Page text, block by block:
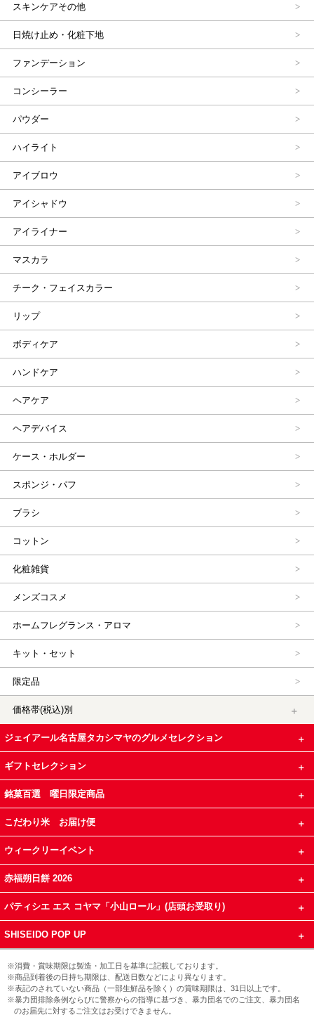
スキンケアその他
日焼け止め・化粧下地
ファンデーション
コンシーラー
パウダー
ハイライト
アイブロウ
アイシャドウ
アイライナー
マスカラ
チーク・フェイスカラー
リップ
ボディケア
ハンドケア
ヘアケア
ヘアデバイス
ケース・ホルダー
スポンジ・パフ
ブラシ
コットン
化粧雑貨
メンズコスメ
ホームフレグランス・アロマ
キット・セット
限定品
価格帯(税込)別
ジェイアール名古屋タカシマヤのグルメセレクション
ギフトセレクション
銘菓百選 曜日限定商品
こだわり米 お届け便
ウィークリーイベント
赤福朔日餅 2026
パティシエ エス コヤマ「小山ロール」(店頭お受取り)
SHISEIDO POP UP
※消費・賞味期限は製造・加工日を基準に記載しております。
※商品到着後の日持ち期限は、配送日数などにより異なります。
※表記のされていない商品（一部生鮮品を除く）の賞味期限は、31日以上です。
※暴力団排除条例ならびに警察からの指導に基づき、暴力団名でのご注文、暴力団名
のお届先に対するご注文はお受けできません。